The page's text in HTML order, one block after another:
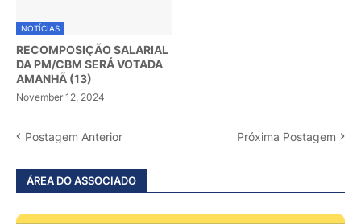
NOTÍCIAS
RECOMPOSIÇÃO SALARIAL
DA PM/CBM SERÁ VOTADA
AMANHÃ (13)
November 12, 2024
Postagem Anterior Próxima Postagem
ÁREA DO ASSOCIADO